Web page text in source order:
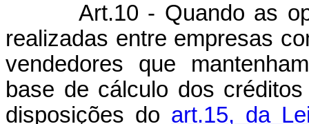
Art.10 - Quando as
realizadas entre empresas
vendedores que
base de cálculo dos
disposições do art.15, da